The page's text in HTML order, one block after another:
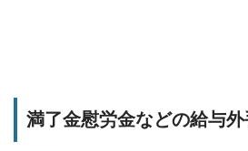
満了金慰労金などの給与外